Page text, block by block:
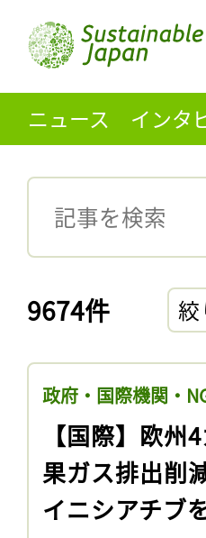
ニュース インタ
9674件
政府・国際機関・
【国際】欧
果ガス排出削
イニシアチブ